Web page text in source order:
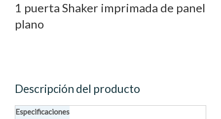
1 puerta Shaker imprimada de panel
plano
Descripción del producto
Especificaciones